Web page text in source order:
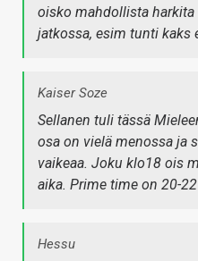
oisko mahdollista
jatkossa, esim tunti kaks
Kaiser Soze
Sellanen tuli tässä
osa on vielä menossa ja
vaikeaa. Joku klo18 ois
aika. Prime time on 20-
Hessu